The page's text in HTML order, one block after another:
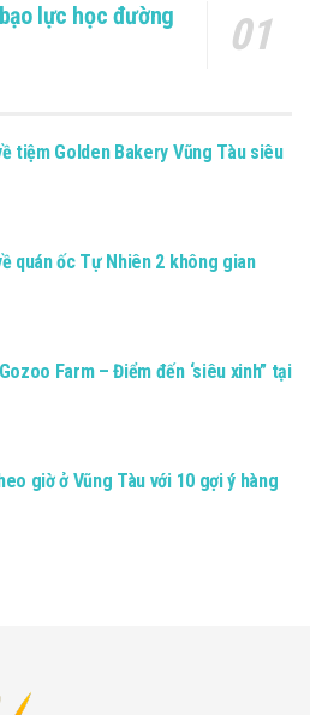
lực học đường
tiệm Golden Bakery Vũng Tàu siêu
quán ốc Tự Nhiên 2 không gian
Farm – Điểm đến ‘siêu xinh” tại
giờ ở Vũng Tàu với 10 gợi ý hàng